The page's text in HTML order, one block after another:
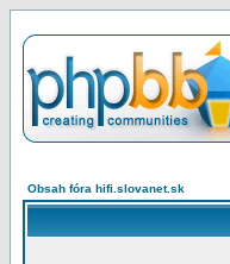
Obsah fóra hifi.slovanet.sk